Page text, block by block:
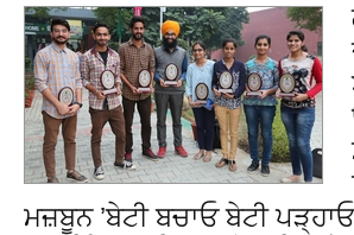
ਮਜ਼ਬੂਨ ’ਬੇਟੀ ਬਚਾਓ ਬੇਟੀ